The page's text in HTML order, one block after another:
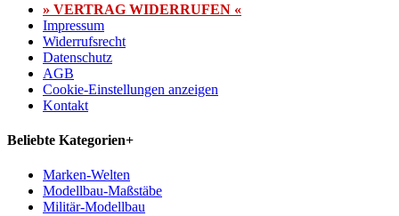
» VERTRAG WIDERRUFEN «
Impressum
Widerrufsrecht
Datenschutz
AGB
Cookie-Einstellungen anzeigen
Kontakt
Beliebte Kategorien+
Marken-Welten
Modellbau-Maßstäbe
Militär-Modellbau